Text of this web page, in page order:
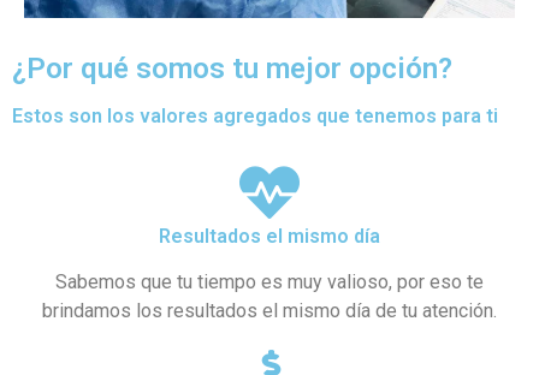
¿Por qué somos tu mejor opción?
Estos son los valores agregados que tenemos para ti
Resultados el mismo día
Sabemos que tu tiempo es muy valioso, por eso te
brindamos los resultados el mismo día de tu atención.